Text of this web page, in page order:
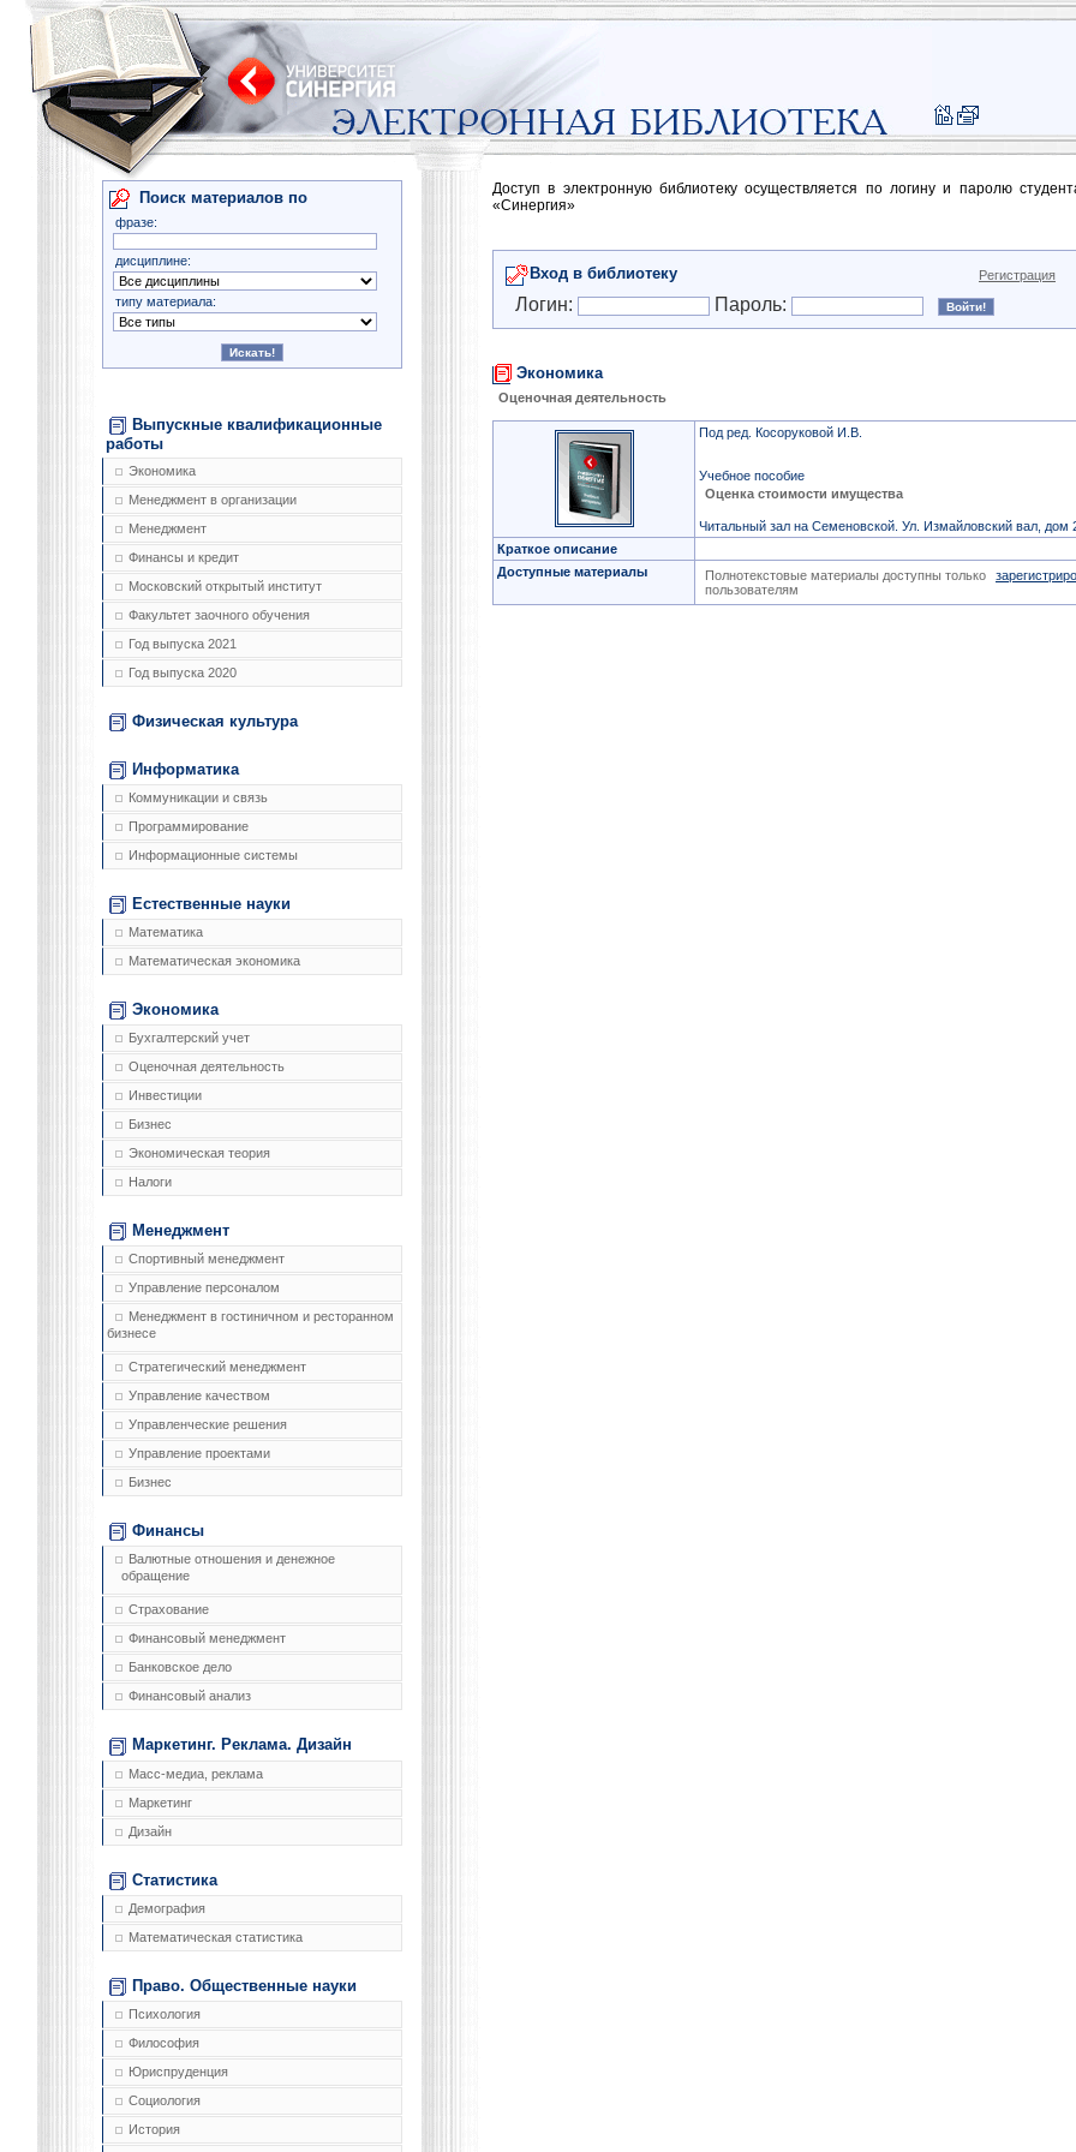
Поиск материалов по
фразе:
дисциплине:
типу материала:
Выпускные квалификационные
работы
Экономика
Менеджмент в организации
Менеджмент
Финансы и кредит
Московский открытый институт
Факультет заочного обучения
Год выпуска 2021
Год выпуска 2020
Физическая культура
Информатика
Коммуникации и связь
Программирование
Информационные системы
Естественные науки
Математика
Математическая экономика
Экономика
Бухгалтерский учет
Оценочная деятельность
Инвестиции
Бизнес
Экономическая теория
Налоги
Менеджмент
Спортивный менеджмент
Управление персоналом
Менеджмент в гостиничном и ресторанном
бизнесе
Стратегический менеджмент
Управление качеством
Управленческие решения
Управление проектами
Бизнес
Финансы
Валютные отношения и денежное
обращение
Страхование
Финансовый менеджмент
Банковское дело
Финансовый анализ
Маркетинг. Реклама. Дизайн
Масс-медиа, реклама
Маркетинг
Дизайн
Статистика
Демография
Математическая статистика
Право. Общественные науки
Психология
Философия
Юриспруденция
Социология
История
Доступ в электронную библиотеку осуществляется по логину и паролю
«Синергия»
Вход в библиотеку Регистрация
Логин: Пароль:
Экономика
Оценочная деятельность
Под ред. Косоруковой И.В.
Учебное пособие
Оценка стоимости имущества
Читальный зал на Семеновской. Ул. Измайловский вал, дом
Краткое описание
Доступные материалы
Полнотекстовые материалы доступны только
пользователям